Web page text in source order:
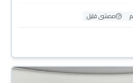
ممشى قليل